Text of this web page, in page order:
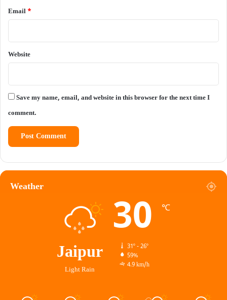
Email *
Website
Save my name, email, and website in this browser for the next time I
comment.
Weather
Jaipur
Light Rain
30 ℃
31º - 26º
59%
4.9 km/h